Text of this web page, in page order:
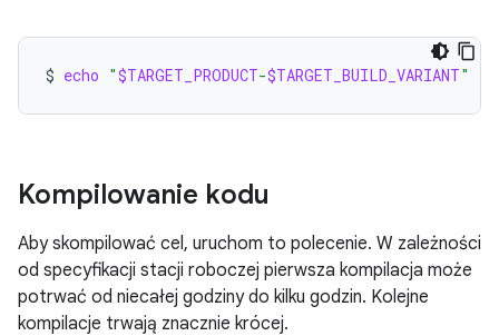
$ echo "$TARGET_PRODUCT-$TARGET_BUILD_VARIANT"
Kompilowanie kodu
Aby skompilować cel, uruchom to polecenie. W zależności
od specyfikacji stacji roboczej pierwsza kompilacja może
potrwać od niecałej godziny do kilku godzin. Kolejne
kompilacje trwają znacznie krócej.